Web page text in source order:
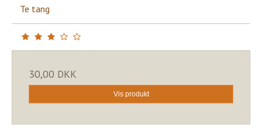
Te tang
30,00 DKK
Vis produkt